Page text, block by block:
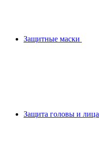
Защитные маски
Защита головы и лица